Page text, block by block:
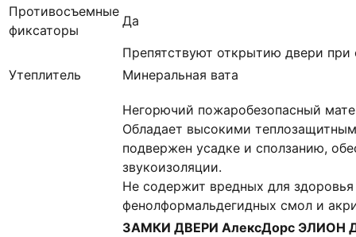
Противосъемные
фиксаторы
Да
Препятствуют открытию двери при
Утеплитель
Минеральная вата
Негорючий пожаробезопасный
Обладает высокими
подвержен усадке и сползанию,
звукоизоляции.
Не содержит вредных для
фенолформальдегидных смол и
ЗАМКИ ДВЕРИ АлексДорс ЭЛИОН